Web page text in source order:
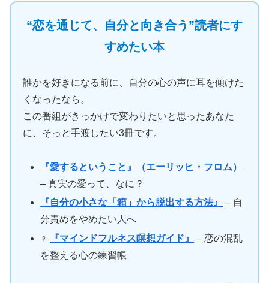
“恋を通じて、自分と向き合う”読者にす
すめたい本
誰かを好きになる前に、自分の心の声に耳を傾けた
くなったなら。
この番組がきっかけで変わりたいと思ったあなた
に、そっと手渡したい3冊です。
『愛するということ』（エーリッヒ・フロム）
– 真実の愛って、なに？
『自分の小さな「箱」から脱出する方法』
– 自
分責めをやめたい人へ
‍♀️
『マインドフルネス瞑想ガイド』
– 恋の混乱
を整える心の練習帳